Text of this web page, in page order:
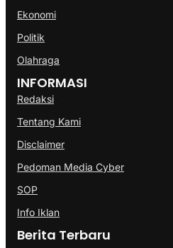
Ekonomi
Politik
Olahraga
INFORMASI
Redaksi
Tentang Kami
Disclaimer
Pedoman Media Cyber
SOP
Info Iklan
Berita Terbaru